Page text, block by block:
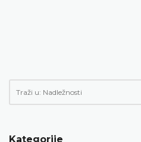
Kategorije